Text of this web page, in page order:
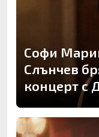
Софи
Слънчев
концерт с